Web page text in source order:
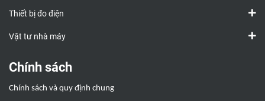
Thiết bị đo điện
Vật tư nhà máy
Chính sách
Chính sách và quy định chung